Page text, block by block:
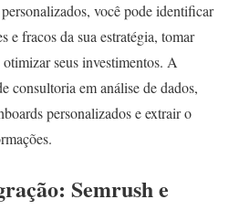
você pode identificar
e fracos da sua estratégia, tomar
seus investimentos. A
consultoria em análise de dados,
personalizados e extrair o
Semrush e